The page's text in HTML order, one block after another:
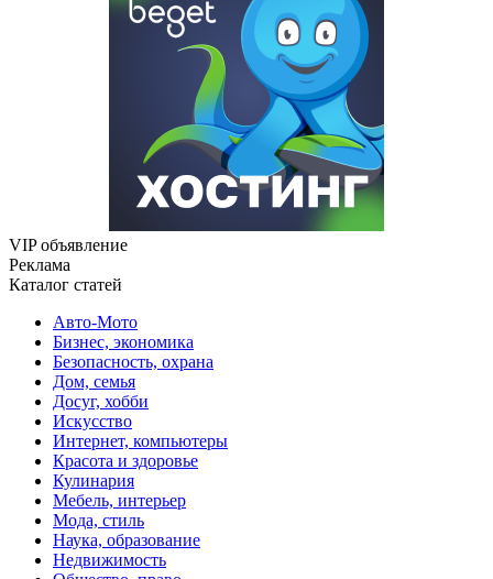
VIP объявление
Реклама
Каталог статей
Авто-Мото
Бизнес, экономика
Безопасность, охрана
Дом, семья
Досуг, хобби
Искусство
Интернет, компьютеры
Красота и здоровье
Кулинария
Мебель, интерьер
Мода, стиль
Наука, образование
Недвижимость